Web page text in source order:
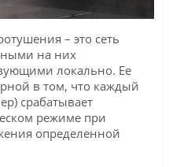
– это сеть
на них
локально. Ее
в том, что каждый
срабатывает
режиме при
определенной